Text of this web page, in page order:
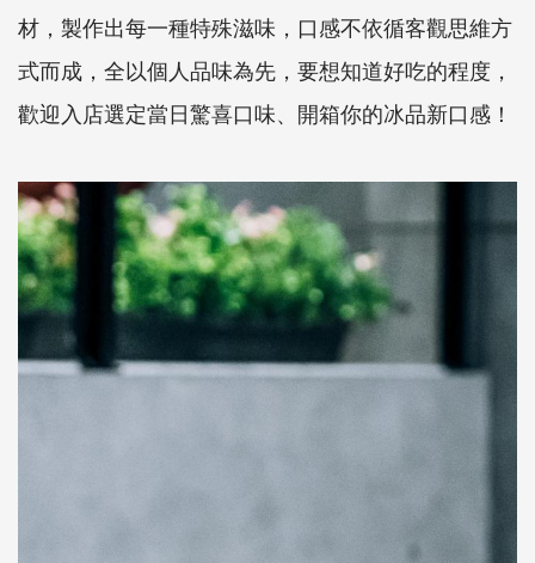
材，製作出每一種特殊滋味，口感不依循客觀思維方
式而成，全以個人品味為先，要想知道好吃的程度，
歡迎入店選定當日驚喜口味、開箱你的冰品新口感！